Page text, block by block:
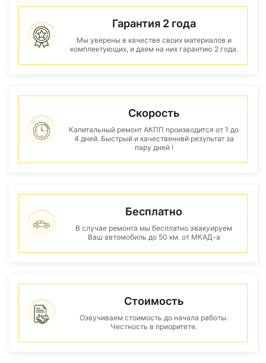
Гарантия 2 года
Мы уверены в качестве своих материалов и
комплектующих, и даем на них гарантию 2 года.
Скорость
Капитальный ремонт АКПП производится от 1 до
4 дней. Быстрый и качественнвй результат за
пару дней !
Бесплатно
В случае ремонта мы бесплатно эвакуируем
Ваш автомобиль до 50 км. от МКАД-а
Стоимость
Озвучиваем стоимость до начала работы.
Честность в приоритете.